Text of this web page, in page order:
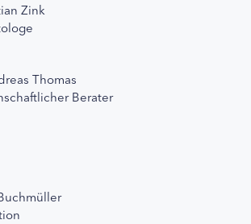
Zink
Thomas
Berater